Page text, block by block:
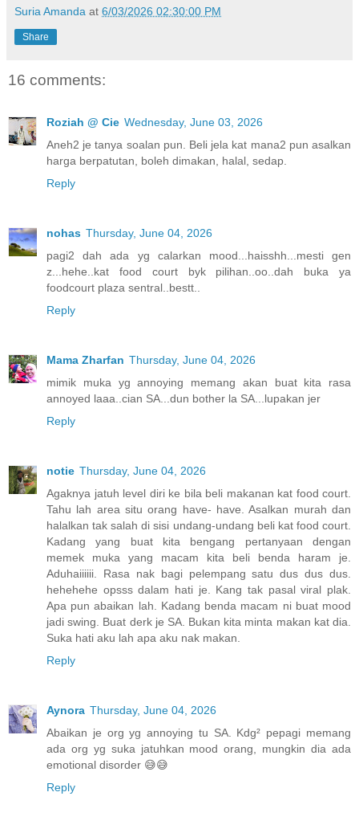
Suria Amanda at 6/03/2026 02:30:00 PM
Share
16 comments:
Roziah @ Cie Wednesday, June 03, 2026
Aneh2 je tanya soalan pun. Beli jela kat mana2 pun asalkan
harga berpatutan, boleh dimakan, halal, sedap.
Reply
nohas Thursday, June 04, 2026
pagi2 dah ada yg calarkan mood...haisshh...mesti gen
z...hehe..kat food court byk pilihan..oo..dah buka ya
foodcourt plaza sentral..bestt..
Reply
Mama Zharfan Thursday, June 04, 2026
mimik muka yg annoying memang akan buat kita rasa
annoyed laaa..cian SA...dun bother la SA...lupakan jer
Reply
notie Thursday, June 04, 2026
Agaknya jatuh level diri ke bila beli makanan kat food court.
Tahu lah area situ orang have- have. Asalkan murah dan
halalkan tak salah di sisi undang-undang beli kat food court.
Kadang yang buat kita bengang pertanyaan dengan
memek muka yang macam kita beli benda haram je.
Aduhaiiiiii. Rasa nak bagi pelempang satu dus dus dus.
hehehehe opsss dalam hati je. Kang tak pasal viral plak.
Apa pun abaikan lah. Kadang benda macam ni buat mood
jadi swing. Buat derk je SA. Bukan kita minta makan kat dia.
Suka hati aku lah apa aku nak makan.
Reply
Aynora Thursday, June 04, 2026
Abaikan je org yg annoying tu SA. Kdg² pepagi memang
ada org yg suka jatuhkan mood orang, mungkin dia ada
emotional disorder 😅😅
Reply